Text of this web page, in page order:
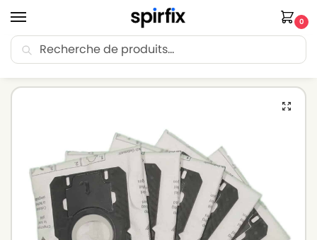
0
🚚 Livraison Point Relais offerte dès 30€ d’achat.